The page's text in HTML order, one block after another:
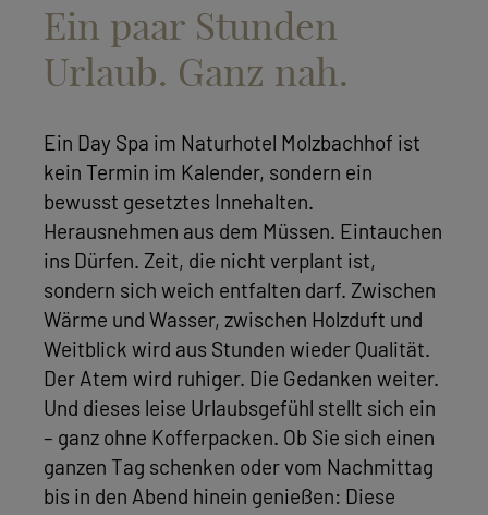
Ein paar Stunden
Urlaub. Ganz nah.
Ein Day Spa im Naturhotel Molzbachhof ist
kein Termin im Kalender, sondern ein
bewusst gesetztes Innehalten.
Herausnehmen aus dem Müssen. Eintauchen
ins Dürfen. Zeit, die nicht verplant ist,
sondern sich weich entfalten darf. Zwischen
Wärme und Wasser, zwischen Holzduft und
Weitblick wird aus Stunden wieder Qualität.
Der Atem wird ruhiger. Die Gedanken weiter.
Und dieses leise Urlaubsgefühl stellt sich ein
– ganz ohne Kofferpacken. Ob Sie sich einen
ganzen Tag schenken oder vom Nachmittag
bis in den Abend hinein genießen: Diese